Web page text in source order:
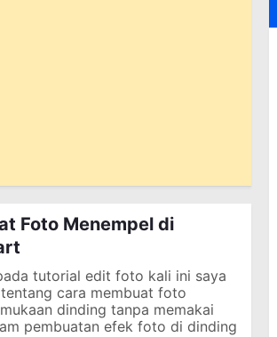
Foto Menempel di
tutorial edit foto kali ini saya
cara membuat foto
dinding tanpa memakai
pembuatan efek foto di dinding